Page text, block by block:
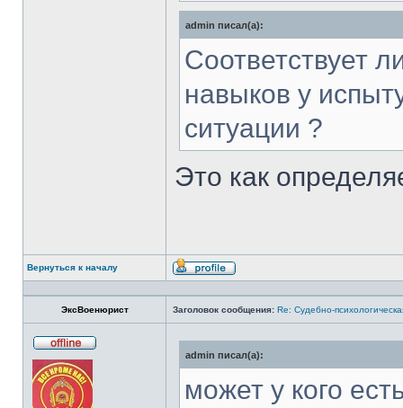
admin писал(а):
Соответствует
навыков у
ситуации ?
Это как
Вернуться к началу
Профиль
ЭксВоенюрист Заголовок сообщения: Re: Судебно-
admin писал(а):
может у кого